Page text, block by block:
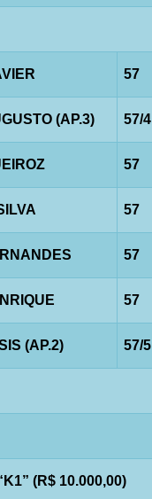
57
(AP.3) 57/4
57
57
57
57
(AP.2) 57/5
(R$ 10.000,00)